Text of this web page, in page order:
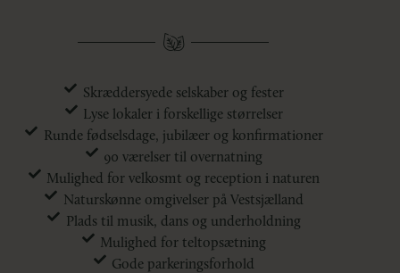
Skræddersyede selskaber og fester
Lyse lokaler i forskellige størrelser
Runde fødselsdage, jubilæer og konfirmationer
90 værelser til overnatning
Mulighed for velkosmt og reception i naturen
Naturskønne omgivelser på Vestsjælland
Plads til musik, dans og underholdning
Mulighed for teltopsætning
Gode parkeringsforhold